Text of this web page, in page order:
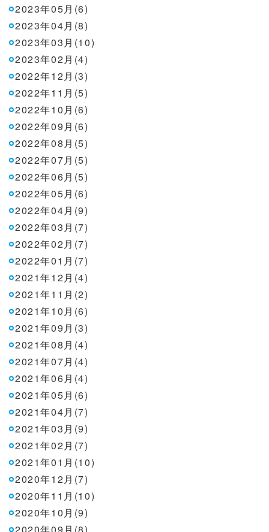
2023年05月(6)
2023年04月(8)
2023年03月(10)
2023年02月(4)
2022年12月(3)
2022年11月(5)
2022年10月(6)
2022年09月(6)
2022年08月(5)
2022年07月(5)
2022年06月(5)
2022年05月(6)
2022年04月(9)
2022年03月(7)
2022年02月(7)
2022年01月(7)
2021年12月(4)
2021年11月(2)
2021年10月(6)
2021年09月(3)
2021年08月(4)
2021年07月(4)
2021年06月(4)
2021年05月(6)
2021年04月(7)
2021年03月(9)
2021年02月(7)
2021年01月(10)
2020年12月(7)
2020年11月(10)
2020年10月(9)